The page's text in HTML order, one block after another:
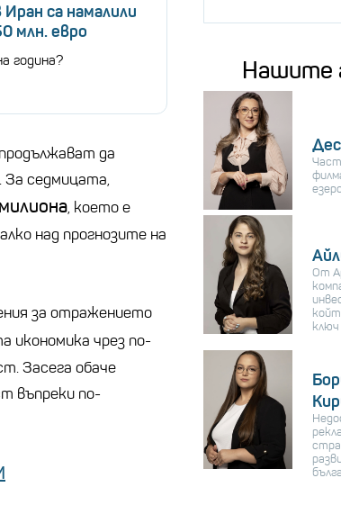
са намалили
млн. евро
година?
да
За седмицата,
, което е
над прогнозите на
за отражението
икономика чрез по-
Засега обаче
въпреки по-
Нашите
От
ключ